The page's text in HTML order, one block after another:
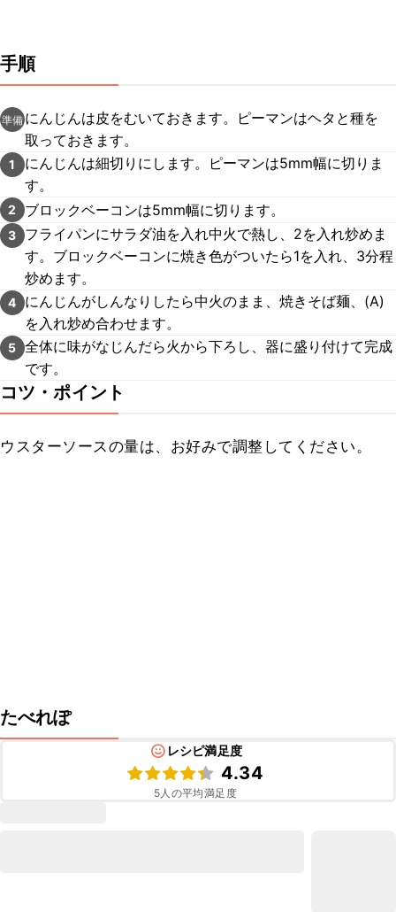
手順
準備 にんじんは皮をむいておきます。ピーマンはヘタと種を
取っておきます。
1
にんじんは細切りにします。ピーマンは5mm幅に切りま
す。
2 ブロックベーコンは5mm幅に切ります。
3
フライパンにサラダ油を入れ中火で熱し、2を入れ炒めま
す。ブロックベーコンに焼き色がついたら1を入れ、3分程
炒めます。
4
にんじんがしんなりしたら中火のまま、焼きそば麺、(A)
を入れ炒め合わせます。
5 全体に味がなじんだら火から下ろし、器に盛り付けて完成
です。
コツ・ポイント
ウスターソースの量は、お好みで調整してください。
たべれぽ
レシピ満足度
4.34
5人の平均満足度